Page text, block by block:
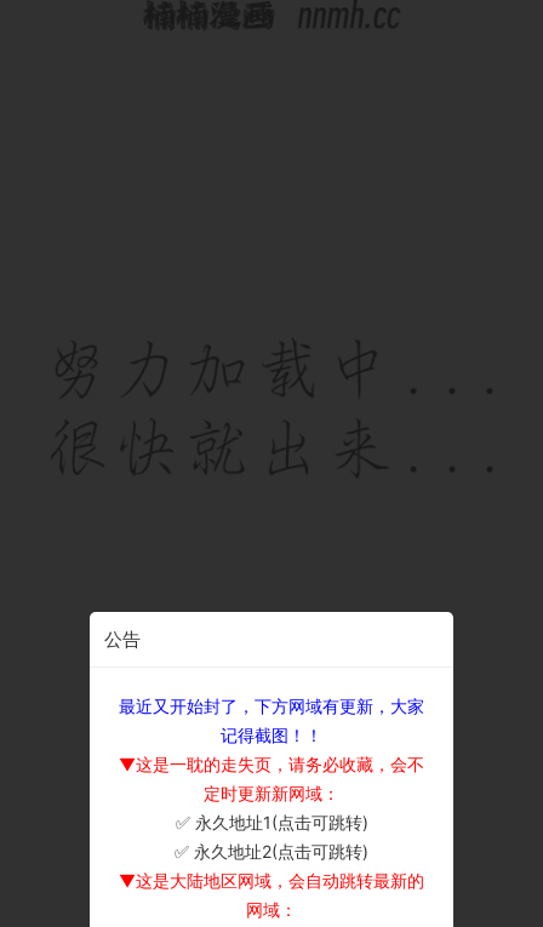
公告
最近又开始封了，下方网域有更新，大家
记得截图！！
▼这是一耽的走失页，请务必收藏，会不
定时更新新网域：
✅ 永久地址1(点击可跳转)
✅ 永久地址2(点击可跳转)
▼这是大陆地区网域，会自动跳转最新的
网域：